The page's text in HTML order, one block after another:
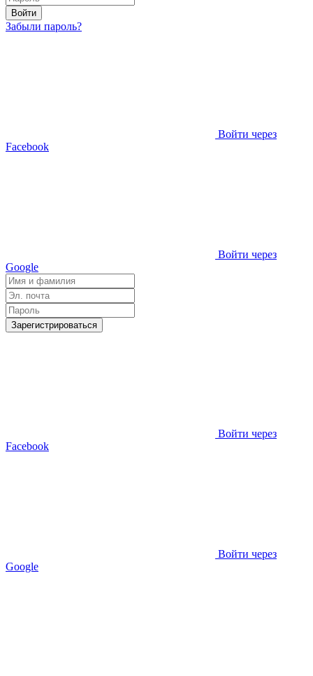
Войти
Забыли пароль?
Войти через
Facebook
Войти через
Google
Зарегистрироваться
Войти через
Facebook
Войти через
Google